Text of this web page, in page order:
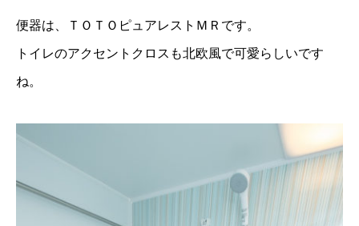
便器は、ＴＯＴＯピュアレストＭＲです。
トイレのアクセントクロスも北欧風で可愛らしいです
ね。